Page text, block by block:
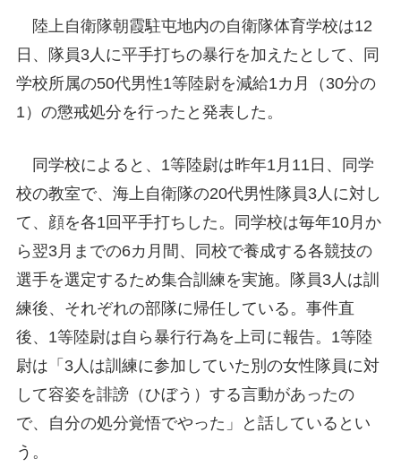
陸上自衛隊朝霞駐屯地内の自衛隊体育学校は12
日、隊員3人に平手打ちの暴行を加えたとして、同
学校所属の50代男性1等陸尉を減給1カ月（30分の
1）の懲戒処分を行ったと発表した。
同学校によると、1等陸尉は昨年1月11日、同学
校の教室で、海上自衛隊の20代男性隊員3人に対し
て、顔を各1回平手打ちした。同学校は毎年10月か
ら翌3月までの6カ月間、同校で養成する各競技の
選手を選定するため集合訓練を実施。隊員3人は訓
練後、それぞれの部隊に帰任している。事件直
後、1等陸尉は自ら暴行行為を上司に報告。1等陸
尉は「3人は訓練に参加していた別の女性隊員に対
して容姿を誹謗（ひぼう）する言動があったの
で、自分の処分覚悟でやった」と話しているとい
う。